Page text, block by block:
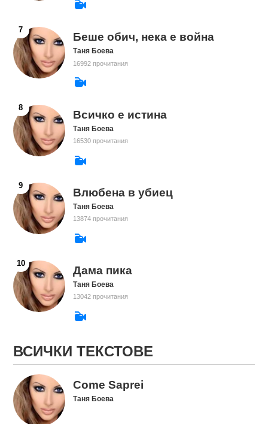
Беше обич, нека е война
Таня Боева
16992 прочитания
Всичко е истина
Таня Боева
16530 прочитания
Влюбена в убиец
Таня Боева
13874 прочитания
Дама пика
Таня Боева
13042 прочитания
ВСИЧКИ ТЕКСТОВЕ
Come Saprei
Таня Боева